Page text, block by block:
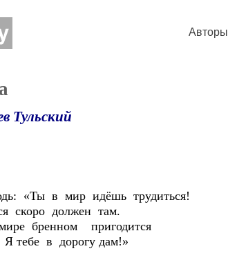
Авторы
Тульский
«Ты в мир идёшь трудиться!
скоро должен там.
бренном пригодится
тебе в дорогу дам!»